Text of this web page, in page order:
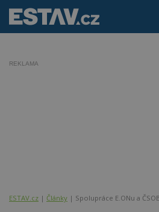
REKLAMA
ESTAV.cz Články Spolupráce E.ONu a